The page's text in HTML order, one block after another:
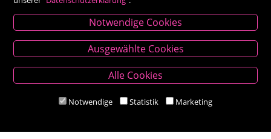
Kontakt
Besold Buch-Papier
Hauptplatz 14, 9300 St. Veit an der Glan
M:bestellung@besold.at
Notwendige Cookies
Ausgewählte Cookies
Alle Cookies
Notwendige Statistik Marketing